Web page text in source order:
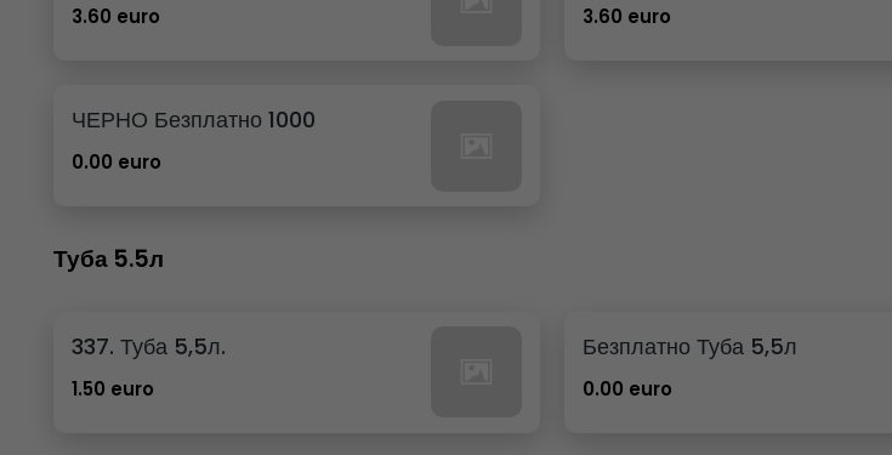
3.60 euro 3.60 euro
ЧЕРНО Безплатно 1000
0.00 euro
Туба 5.5л
337. Туба 5,5л.
1.50 euro
Безплатно Туба 5,5л
0.00 euro